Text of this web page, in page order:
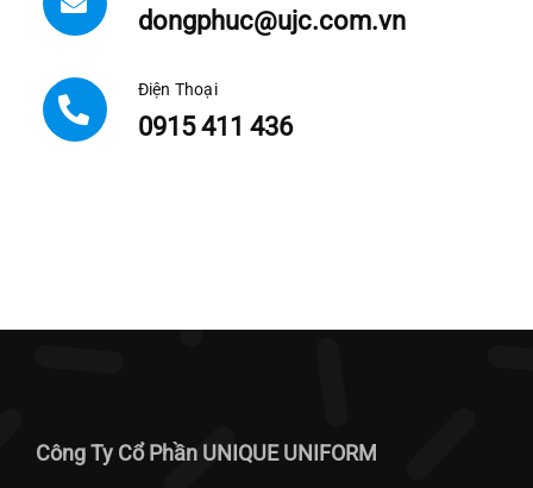
dongphuc@ujc.com.vn
Điện Thoại
0915 411 436
Công Ty Cổ Phần UNIQUE UNIFORM